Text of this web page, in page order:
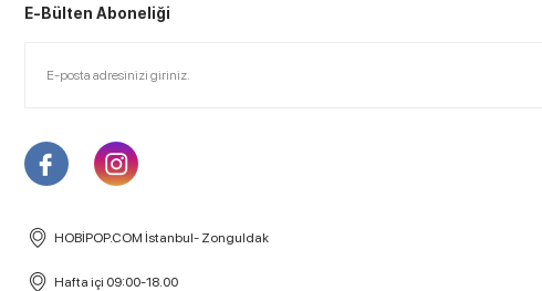
E-Bülten Aboneliği
HOBİPOP.COM İstanbul- Zonguldak
Hafta içi 09:00-18.00